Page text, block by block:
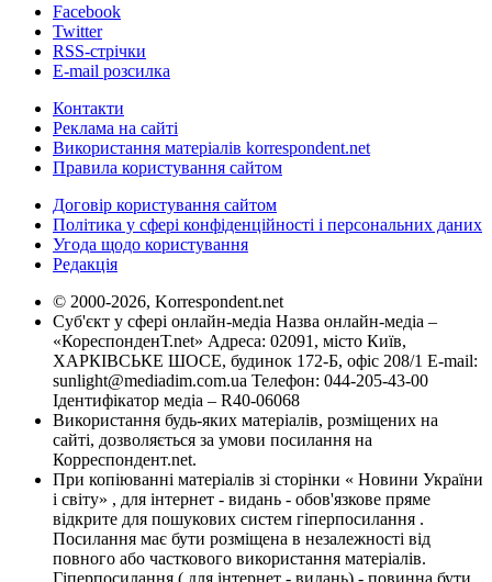
Facebook
Twitter
RSS-стрічки
E-mail розсилка
Контакти
Реклама на сайті
Використання матеріалів korrespondent.net
Правила користування сайтом
Договір користування сайтом
Політика у сфері конфіденційності і персональних даних
Угода щодо користування
Редакція
© 2000-2026, Korrespondent.net
Суб'єкт у сфері онлайн-медіа Назва онлайн-медіа –
«КореспонденТ.net» Адреса: 02091, місто Київ,
ХАРКІВСЬКЕ ШОСЕ, будинок 172-Б, офіс 208/1 E-mail:
sunlight@mediadim.com.ua Телефон: 044-205-43-00
Ідентифікатор медіа – R40-06068
Використання будь-яких матеріалів, розміщених на
сайті, дозволяється за умови посилання на
Корреспондент.net.
При копіюванні матеріалів зі сторінки « Новини України
і світу» , для інтернет - видань - обов'язкове пряме
відкрите для пошукових систем гіперпосилання .
Посилання має бути розміщена в незалежності від
повного або часткового використання матеріалів.
Гіперпосилання ( для інтернет - видань) - повинна бути